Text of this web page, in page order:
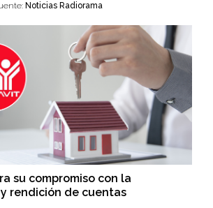
Noticias Radiorama
su compromiso con la
rendición de cuentas